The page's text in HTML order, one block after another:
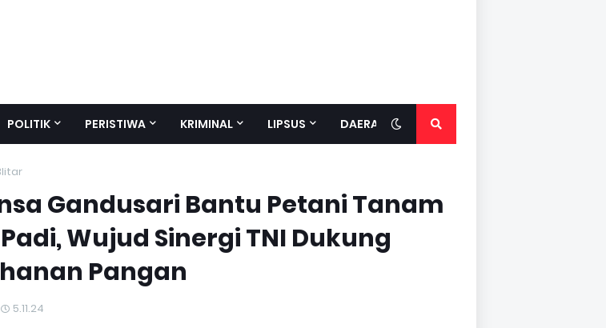
POLITIK PERISTIWA KRIMINAL LIPSUS DAERAH
Gandusari Bantu Petani Tanam
Wujud Sinergi TNI Dukung
Pangan
5.11.24